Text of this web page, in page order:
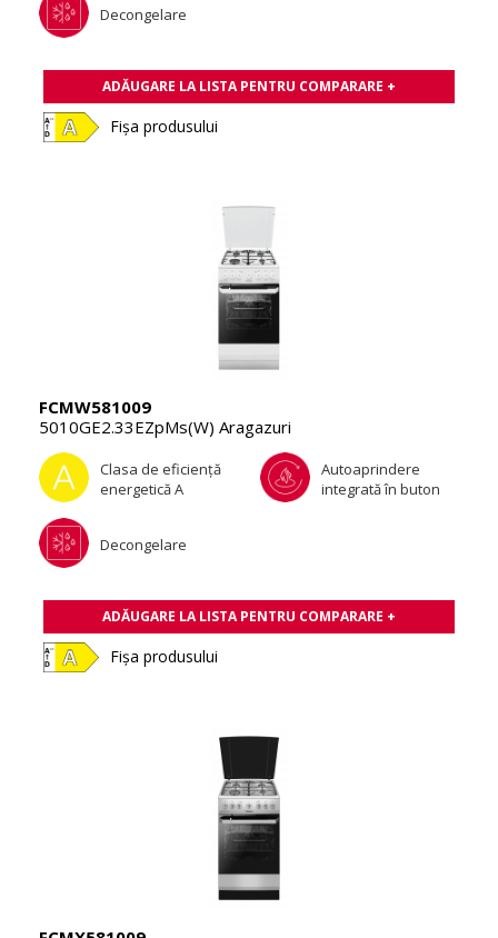
Decongelare
ADĂUGARE LA LISTA PENTRU COMPARARE +
Fișa produsului
FCMW581009
5010GE2.33EZpMs(W) Aragazuri
Clasa de eficienţă
energetică A
Autoaprindere
integrată în buton
Decongelare
ADĂUGARE LA LISTA PENTRU COMPARARE +
Fișa produsului